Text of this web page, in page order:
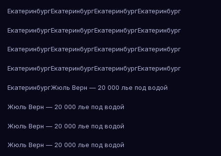
ЕкатеринбургЕкатеринбургЕкатеринбургЕкатеринбург
ЕкатеринбургЕкатеринбургЕкатеринбургЕкатеринбург
ЕкатеринбургЕкатеринбургЕкатеринбургЕкатеринбург
ЕкатеринбургЕкатеринбургЕкатеринбургЕкатеринбург
ЕкатеринбургЖюль Верн — 20 000 лье под водой
Жюль Верн — 20 000 лье под водой
Жюль Верн — 20 000 лье под водой
Жюль Верн — 20 000 лье под водой